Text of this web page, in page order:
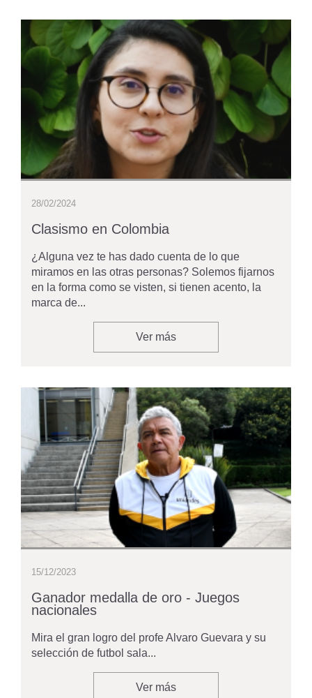
28/02/2024
Clasismo en Colombia
¿Alguna vez te has dado cuenta de lo que
miramos en las otras personas? Solemos fijarnos
en la forma como se visten, si tienen acento, la
marca de...
Ver más
15/12/2023
Ganador medalla de oro - Juegos
nacionales
Mira el gran logro del profe Alvaro Guevara y su
selección de futbol sala...
Ver más